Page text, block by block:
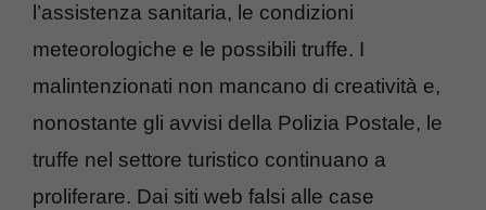
l’assistenza sanitaria, le condizioni
meteorologiche e le possibili truffe. I
malintenzionati non mancano di creatività e,
nonostante gli avvisi della Polizia Postale, le
truffe nel settore turistico continuano a
proliferare. Dai siti web falsi alle case